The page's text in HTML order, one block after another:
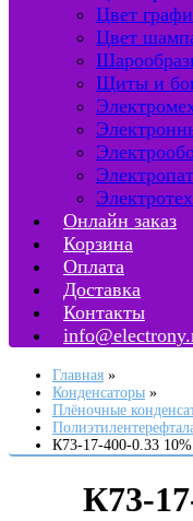
Цвет
Цвет
Щиты и
Онлайн заказ
Корзина
Оплата
Доставка
Контакты
Главная
Конденсаторы
Плёночные
К73-17-400-0.33 10%
К73-